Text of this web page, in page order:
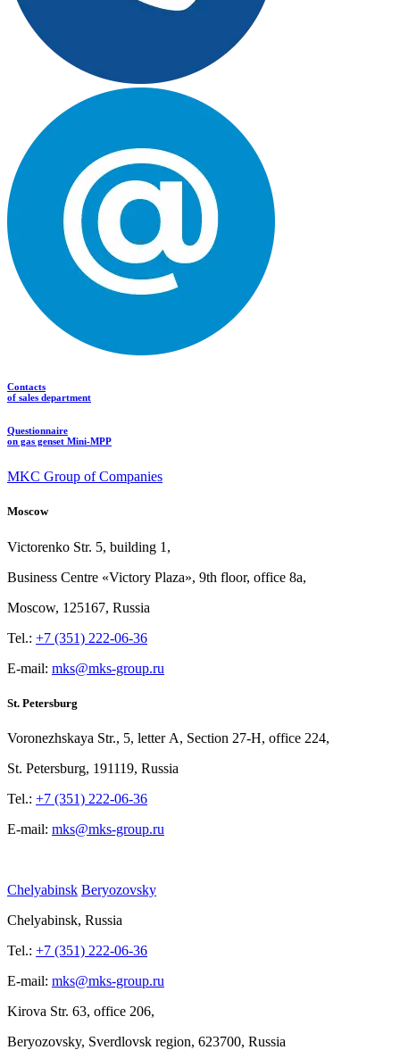
Contacts
of sales department
Questionnaire
on gas genset Mini-MPP
MKC Group of Companies
Moscow
Victorenko Str. 5, building 1,
Business Centre «Victory Plaza», 9th floor, office 8a,
Moscow, 125167, Russia
Tel.: +7 (351) 222-06-36
E-mail: mks@mks-group.ru
St. Petersburg
Voronezhskaya Str., 5, letter A, Section 27-Н, office 224,
St. Petersburg, 191119, Russia
Tel.: +7 (351) 222-06-36
E-mail: mks@mks-group.ru
Chelyabinsk Beryozovsky
Chelyabinsk, Russia
Tel.: +7 (351) 222-06-36
E-mail: mks@mks-group.ru
Kirova Str. 63, office 206,
Beryozovsky, Sverdlovsk region, 623700, Russia